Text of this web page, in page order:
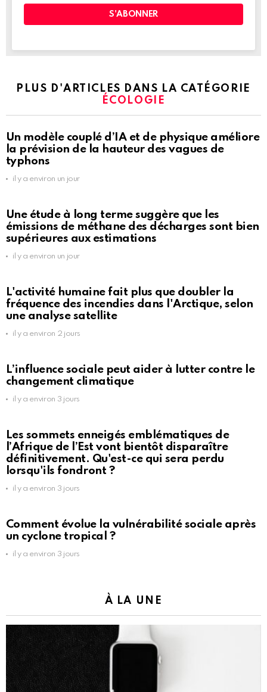
PLUS D'ARTICLES DANS LA CATÉGORIE
ÉCOLOGIE
Un modèle couplé d’IA et de physique améliore
la prévision de la hauteur des vagues de
typhons
il y a environ un jour
Une étude à long terme suggère que les
émissions de méthane des décharges sont bien
supérieures aux estimations
il y a environ un jour
L'activité humaine fait plus que doubler la
fréquence des incendies dans l'Arctique, selon
une analyse satellite
il y a environ 2 jours
L’influence sociale peut aider à lutter contre le
changement climatique
il y a environ 3 jours
Les sommets enneigés emblématiques de
l’Afrique de l’Est vont bientôt disparaître
définitivement. Qu'est-ce qui sera perdu
lorsqu'ils fondront ?
il y a environ 3 jours
Comment évolue la vulnérabilité sociale après
un cyclone tropical ?
il y a environ 3 jours
À LA UNE